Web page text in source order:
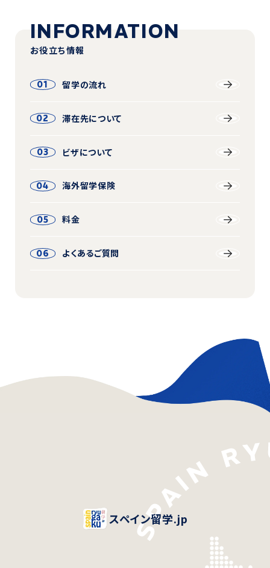
INFORMATION
お役立ち情報
01 留学の流れ
02 滞在先について
03 ビザについて
04 海外留学保険
05 料金
06 よくあるご質問
スペイン留学.jp